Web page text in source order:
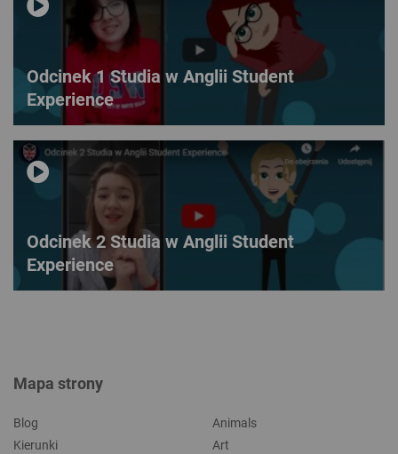
Odcinek 1 Studia w Anglii Student
Experience
Odcinek 2 Studia w Anglii Student
Experience
Mapa strony
Blog
Kierunki
Animals
Art